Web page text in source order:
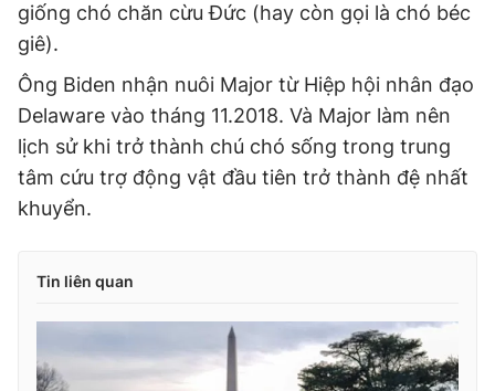
giống chó chăn cừu Đức (hay còn gọi là chó béc
giê).
Ông Biden nhận nuôi Major từ Hiệp hội nhân đạo
Delaware vào tháng 11.2018. Và Major làm nên
lịch sử khi trở thành chú chó sống trong trung
tâm cứu trợ động vật đầu tiên trở thành đệ nhất
khuyển.
Tin liên quan